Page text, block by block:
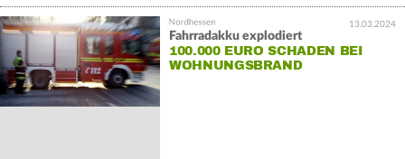
13.03.2024
Fahrradakku explodiert
100.000 EURO SCHADEN BEI
WOHNUNGSBRAND